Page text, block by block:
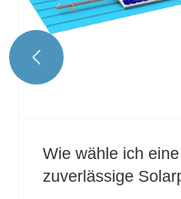
Wie wähle ich eine
zuverlässige
